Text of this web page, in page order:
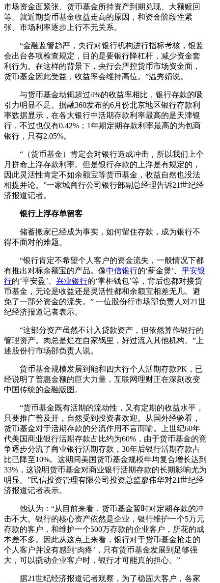
市场资金面紧张、货币基金所持资产到期兑现、大额赎回
等。就近期货币基金收益走高的原因，和资金阶段性紧
张、市场利率逐步上行不无关系。
“金融监管趋严，央行对银行机构进行指标考核，银监
会出台各项检查规定，目的是要银行降杠杆，减少资金套
利行为。在这样的背景下，央行会严控货币市场资金面，
货币基金因此受益，收益率会维持高位。”温秀娟说。
与货币基金动辄超过4%的收益率相比，银行存款的吸
引力明显不足。据融360发布的6月份北京地区银行存款利
率数据显示，在各大银行中活期存款利率最高的是天津银
行，不过也仅有0.42%；1年期定期存款利率最高的为包商
银行，只有2.05%。
“（货币基金）肯定会对银行造成冲击，所以我们上个
月拼命上浮存款利率。但是银行存款的上浮是有规定的，
因此灵活性肯定不如余额宝等货币基金，收益自然也没法
相提并论。”一家城商行公司银行部副总经理告诉21世纪经
济报道记者。
银行上浮存单留客
储蓄搬家已经成为事实，如何留住存款，成为银行不
得不面对的难题。
“银行肯定不希望个人客户的资金流失，一般情况下都
有推出对标余额宝的产品。像中信银行的‘薪金煲’、 平安银
行的‘平安盈’、 兴业银行的‘掌柜钱包’等，背后也都对接货
币基金，无论是收益还是灵活性都和余额宝相差无几。避
免了一部分资金的流失。” 一位股份行市场部负责人对21世
纪经济报道记者表示。
“这部分资产虽然不计入贷款资产，但依然算作银行的
管理资产。肉总是烂在自家锅里，好过流入其他机构。”上
述股份行市场部负责人说。
货币基金规模发展到能和四大行个人活期存款PK，已
经说明了普惠金额的巨大力量，互联网理财正在深刻改变
中国传统的金融版图。
“货币基金既有活期的流动性，又有定期的收益水平，
只要推广普及开，自然受到投资者欢迎。从国外经验看，
货币基金对于活期存款的分流作用不言而喻。上世纪60年
代美国商业银行活期存款占比约为60%，由于货币基金的竞
争逐步分流了商业银行活期存款，30年后银行活期存款占
比已降至10%。这期间美国货币基金规模年均复合增长达到
33%，这说明货币基金对商业银行活期存款的长期影响尤为
明显。”民信投资管理有限公司投资总监廖伟华对21世纪经
济报道记者表示。
他认为：“从目前来看，货币基金暂时对定期存款的冲
击不大。银行的核心资产依然是企业，银行维护一个5万元
存款的客户，和维护一个500万存款的企业客户，所花的成
本差不多。因此从这点上来看，银行对于货币基金抢走的
个人客户并没有感到‘肉疼’，只有货币基金发展到足够强
大，可以撬动企业客户时，银行才可能真的担心。”
据21世纪经济报道记者观察，为了稳固大客户，各家